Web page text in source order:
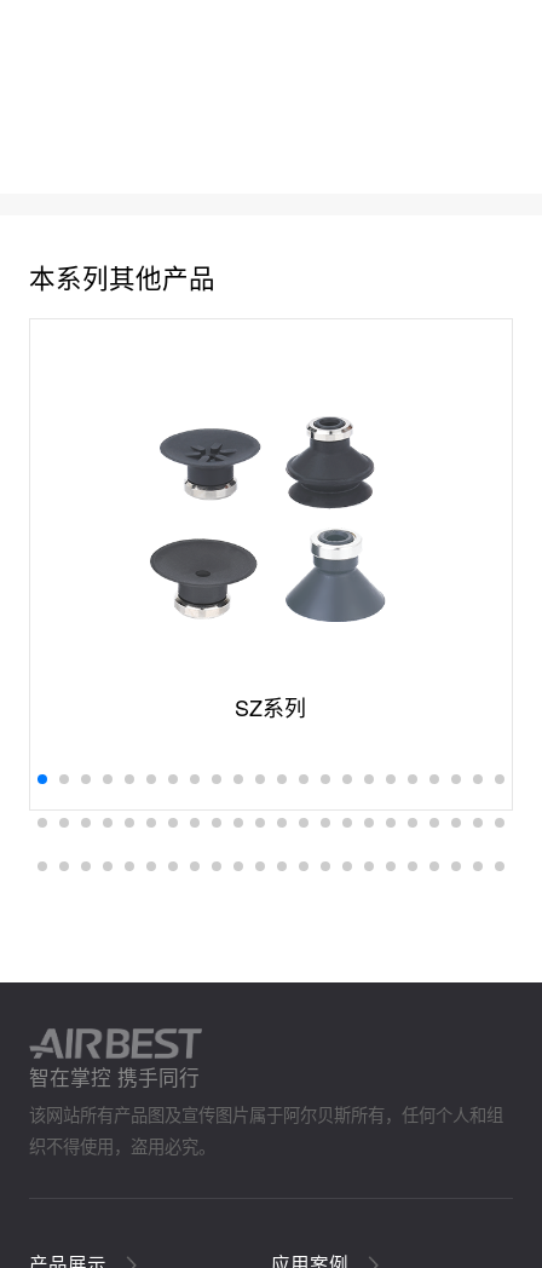
本系列其他产品
SZ系列
智在掌控 携手同行
该网站所有产品图及宣传图片属于阿尔贝斯所有，任何个人和组
织不得使用，盗用必究。